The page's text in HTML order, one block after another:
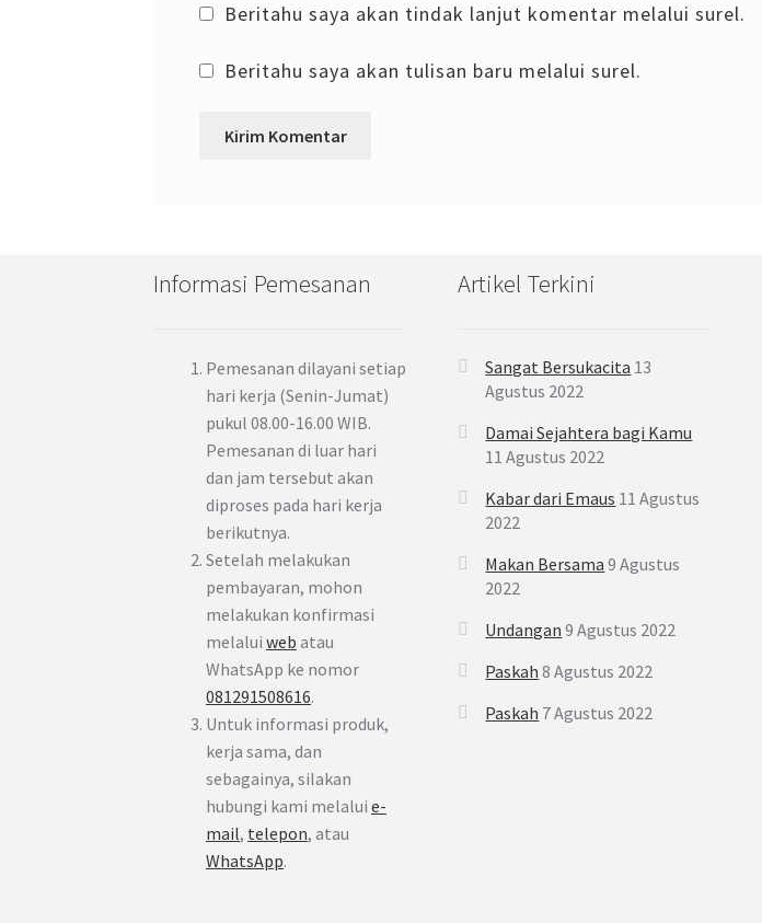
Beritahu saya akan tindak lanjut komentar melalui surel.
Beritahu saya akan tulisan baru melalui surel.
Informasi Pemesanan
Pemesanan dilayani setiap
hari kerja (Senin-Jumat)
pukul 08.00-16.00 WIB.
Pemesanan di luar hari
dan jam tersebut akan
diproses pada hari kerja
berikutnya.
Setelah melakukan
pembayaran, mohon
melakukan konfirmasi
melaluiweb atau
WhatsApp ke nomor
081291508616.
Untuk informasi produk,
kerja sama, dan
sebagainya, silakan
hubungi kami melaluie-
mail, telepon, atau
WhatsApp.
Artikel Terkini
Sangat Bersukacita 13
Agustus 2022
Damai Sejahtera bagi Kamu
11 Agustus 2022
Kabar dari Emaus 11 Agustus
2022
Makan Bersama 9 Agustus
2022
Undangan 9 Agustus 2022
Paskah 8 Agustus 2022
Paskah 7 Agustus 2022